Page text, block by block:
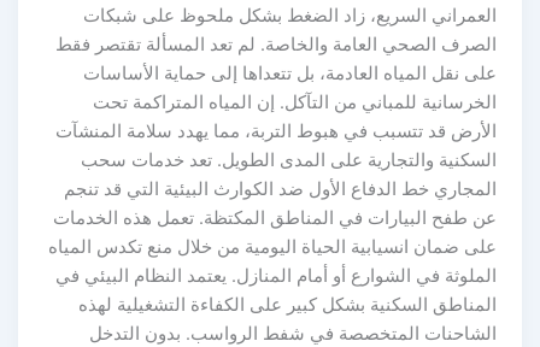
العمراني السريع، زاد الضغط بشكل ملحوظ على شبكات
الصرف الصحي العامة والخاصة. لم تعد المسألة تقتصر فقط
على نقل المياه العادمة، بل تتعداها إلى حماية الأساسات
الخرسانية للمباني من التآكل. إن المياه المتراكمة تحت
الأرض قد تتسبب في هبوط التربة، مما يهدد سلامة المنشآت
السكنية والتجارية على المدى الطويل. تعد خدمات سحب
المجاري خط الدفاع الأول ضد الكوارث البيئية التي قد تنجم
عن طفح البيارات في المناطق المكتظة. تعمل هذه الخدمات
على ضمان انسيابية الحياة اليومية من خلال منع تكدس المياه
الملوثة في الشوارع أو أمام المنازل. يعتمد النظام البيئي في
المناطق السكنية بشكل كبير على الكفاءة التشغيلية لهذه
الشاحنات المتخصصة في شفط الرواسب. بدون التدخل